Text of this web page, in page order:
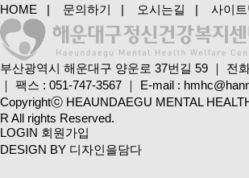
HOME | 문의하기 | 오시는길 | 사이트
부산광역시 해운대구 양운로 37번길 59 ｜
전
｜
팩스 : 051-747-3567 ｜
E-mail :
Copyrightⓒ HEAUNDAEGU MENTAL
R All rights Reserved.
LOGIN 회원가입
DESIGN BY 디자인을담다